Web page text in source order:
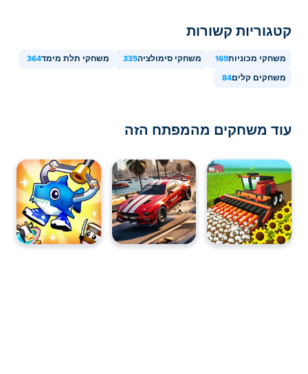
קטגוריות קשורות
משחקי מכוניות169 משחקי סימולציה335 משחקי תלת מימד364
משחקים קלים84
עוד משחקים מהמפתח הזה